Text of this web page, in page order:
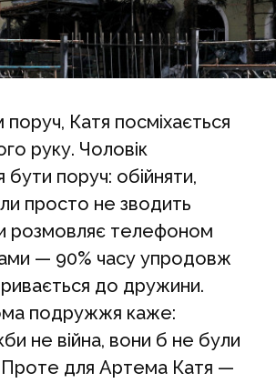
Катя посміхається
руку. Чоловік
бути поруч: обійняти,
просто не зводить
розмовляє телефоном
— 90% часу упродовж
до дружини.
подружжя каже:
не війна, вони б не були
Проте для Артема Катя —